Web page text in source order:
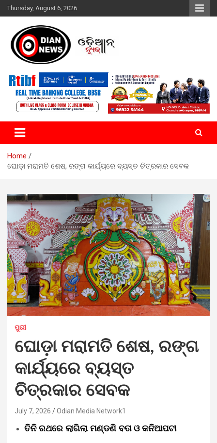
Skip
to
Thursday, August 6, 2026
ଓଡିଆନ୍ ନ୍ୟୁଜ
Home
ଘୋଡ଼ା ମରାମତି ଶେଷ, ରଙ୍ଗ କାର୍ଯ୍ୟରେ ବ୍ୟସ୍ତ ଚିତ୍ରକାର ସେବକ
ପୁରୀ
ଘୋଡ଼ା ମରାମତି ଶେଷ, ରଙ୍ଗ
କାର୍ଯ୍ୟରେ ବ୍ୟସ୍ତ
ଚିତ୍ରକାର ସେବକ
July 7, 2026 Odian Media Network1
ତିନି ରଥରେ ଲାଗିଲା ମଣ୍ଡଣି ବତା ଓ କନିଆପଟା